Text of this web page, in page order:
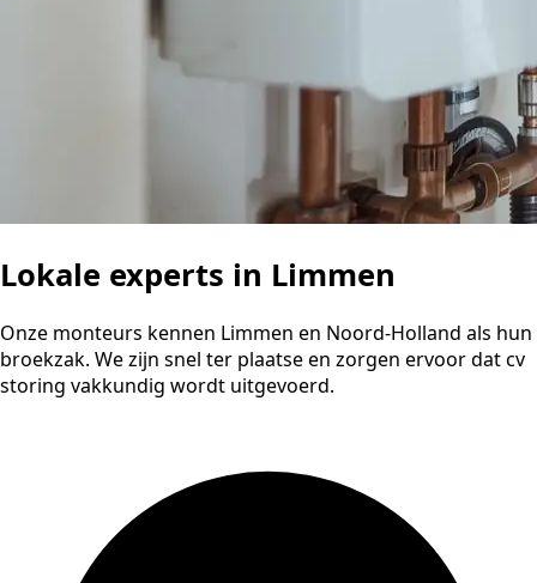
Lokale experts in Limmen
Onze monteurs kennen Limmen en Noord-Holland als hun
broekzak. We zijn snel ter plaatse en zorgen ervoor dat cv
storing vakkundig wordt uitgevoerd.